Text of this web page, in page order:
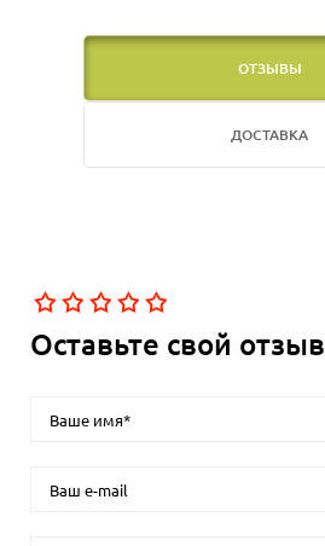
ОТЗЫВЫ
ДОСТАВКА
Оставьте свой отзыв